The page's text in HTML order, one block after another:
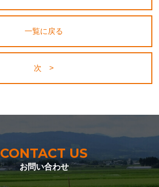
一覧に戻る
次 >
CONTACT US
お問い合わせ